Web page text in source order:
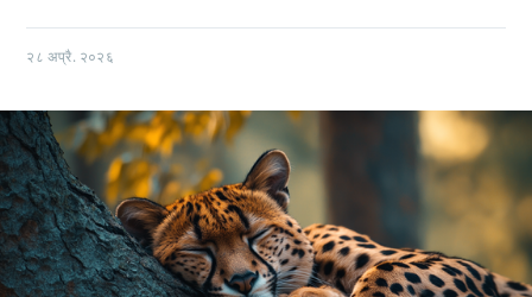
२८ अप्रै. २०२६